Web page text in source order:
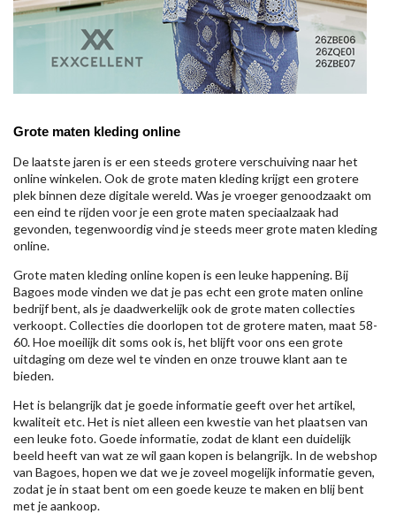
Grote maten kleding online
De laatste jaren is er een steeds grotere verschuiving naar het
online winkelen. Ook de grote maten kleding krijgt een grotere
plek binnen deze digitale wereld. Was je vroeger genoodzaakt om
een eind te rijden voor je een grote maten speciaalzaak had
gevonden, tegenwoordig vind je steeds meer grote maten kleding
online.
Grote maten kleding online kopen is een leuke happening. Bij
Bagoes mode vinden we dat je pas echt een grote maten online
bedrijf bent, als je daadwerkelijk ook de grote maten collecties
verkoopt. Collecties die doorlopen tot de grotere maten, maat 58-
60. Hoe moeilijk dit soms ook is, het blijft voor ons een grote
uitdaging om deze wel te vinden en onze trouwe klant aan te
bieden.
Het is belangrijk dat je goede informatie geeft over het artikel,
kwaliteit etc. Het is niet alleen een kwestie van het plaatsen van
een leuke foto. Goede informatie, zodat de klant een duidelijk
beeld heeft van wat ze wil gaan kopen is belangrijk. In de webshop
van Bagoes, hopen we dat we je zoveel mogelijk informatie geven,
zodat je in staat bent om een goede keuze te maken en blij bent
met je aankoop.